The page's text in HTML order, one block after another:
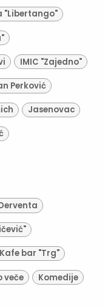
"Libertango"
IMIC "Zajedno"
Perković
Jasenovac
Kafe bar "Trg"
veče Komedije